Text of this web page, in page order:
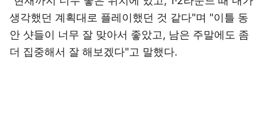
생각했던 계획대로 플레이했던 것 같다"며 "이틀 동
안 샷들이 너무 잘 맞아서 좋았고, 남은 주말에도 좀
더 집중해서 잘 해보겠다"고 말했다.